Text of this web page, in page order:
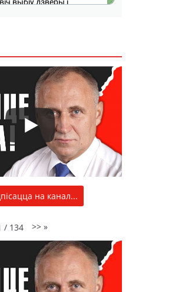
на канал...
/ 134 >> »